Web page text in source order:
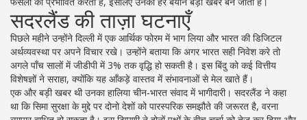
सदरलैंड की ताज़ा घटनाएँ
पिछले महीने उन्होंने दिल्ली में एक आर्थिक फोरम में भाग लिया और भारत की डिजिटल
अर्थव्यवस्था पर अपने विचार रखे। उन्होंने बताया कि अगर भारत सही निवेश करे तो
अगले पाँच सालों में जीडीपी में 3% तक वृद्धि हो सकती है। इस बिंदु को कई वित्तीय
विशेषज्ञों ने सराहा, क्योंकि यह आँकड़े वास्तव में संभावनाओं से मेल खाते हैं।
एक और बड़ी खबर थी उनका हालिया चीन‑भारत संवाद में भागीदारी। सदरलैंड ने कहा
था कि सिमा सुरक्षा के मुद्दे पर दोनो देशों को पारस्परिक समझौते की जरूरत है, वरना